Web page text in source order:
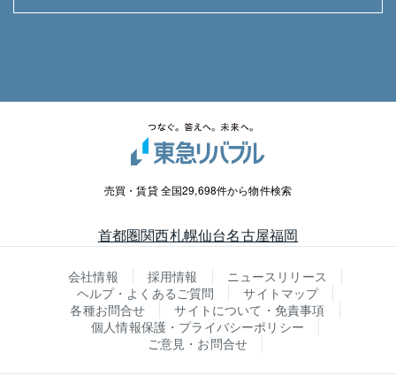
売買・賃貸 全国29,698件から物件検索
首都圏関西札幌仙台名古屋福岡
会社情報 採用情報
ニュースリリース
ヘルプ・よくあるご質問
サイトマップ
各種お問合せ
サイトについて・免責事項
個人情報保護・プライバシーポリシー
ご意見・お問合せ